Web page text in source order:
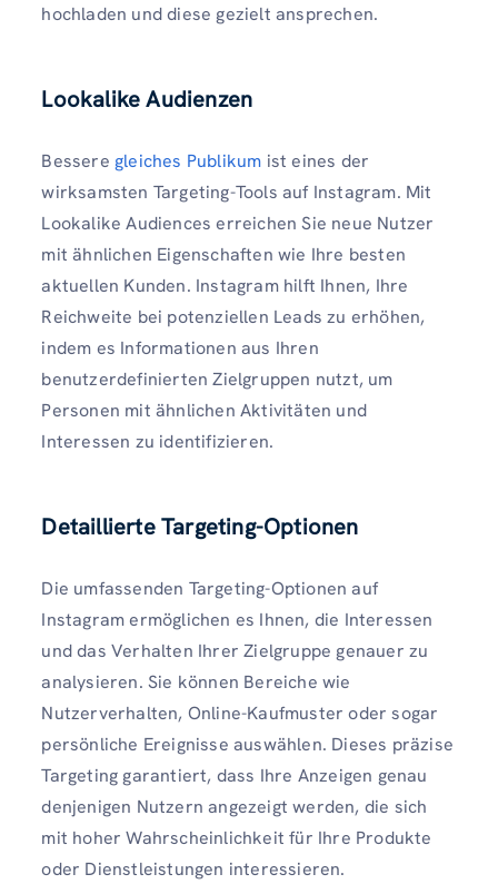
hochladen und diese gezielt ansprechen.
Lookalike Audienzen
Bessere gleiches Publikum ist eines der
wirksamsten Targeting-Tools auf Instagram. Mit
Lookalike Audiences erreichen Sie neue Nutzer
mit ähnlichen Eigenschaften wie Ihre besten
aktuellen Kunden. Instagram hilft Ihnen, Ihre
Reichweite bei potenziellen Leads zu erhöhen,
indem es Informationen aus Ihren
benutzerdefinierten Zielgruppen nutzt, um
Personen mit ähnlichen Aktivitäten und
Interessen zu identifizieren.
Detaillierte Targeting-Optionen
Die umfassenden Targeting-Optionen auf
Instagram ermöglichen es Ihnen, die Interessen
und das Verhalten Ihrer Zielgruppe genauer zu
analysieren. Sie können Bereiche wie
Nutzerverhalten, Online-Kaufmuster oder sogar
persönliche Ereignisse auswählen. Dieses präzise
Targeting garantiert, dass Ihre Anzeigen genau
denjenigen Nutzern angezeigt werden, die sich
mit hoher Wahrscheinlichkeit für Ihre Produkte
oder Dienstleistungen interessieren.